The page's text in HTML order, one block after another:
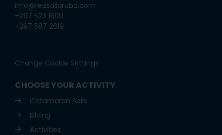
info@redsailaruba.com
+297 523 1600
+297 587 2619
Change Cookie Settings
CHOOSE YOUR ACTIVITY
Catamaran Sails
Diving
Activities